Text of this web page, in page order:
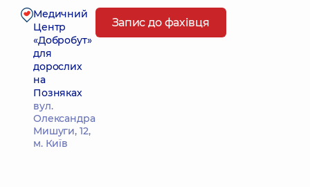
Медичний
Центр
«Добробут»
для
дорослих
на
Позняках
вул.
Олександра
Мишуги, 12,
м. Київ
Запис до фахівця